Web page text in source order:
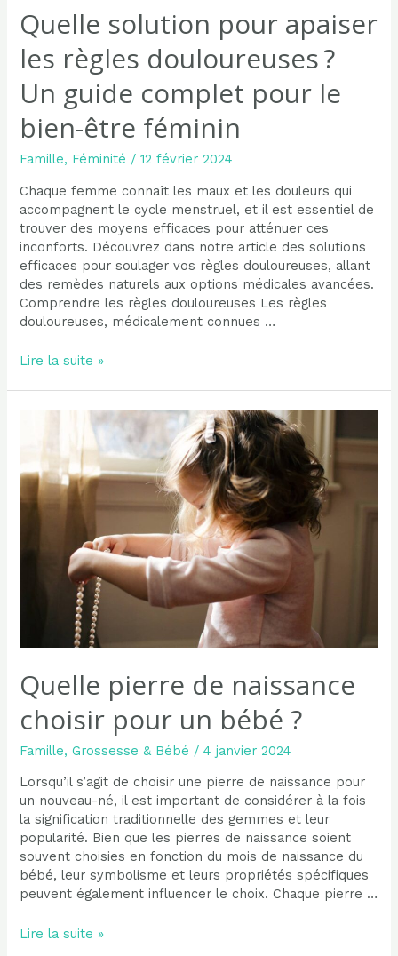
Quelle solution pour apaiser
les règles douloureuses ?
Un guide complet pour le
bien-être féminin
Famille, Féminité /12 février 2024
Chaque femme connaît les maux et les douleurs qui
accompagnent le cycle menstruel, et il est essentiel de
trouver des moyens efficaces pour atténuer ces
inconforts. Découvrez dans notre article des solutions
efficaces pour soulager vos règles douloureuses, allant
des remèdes naturels aux options médicales avancées.
Comprendre les règles douloureuses Les règles
douloureuses, médicalement connues …
Quelle
apaiser
règles
douloureuses ?
guide
Lire la suite »
Quelle pierre de naissance
choisir pour un bébé ?
Famille,Grossesse & Bébé /4 janvier 2024
Lorsqu’il s’agit de choisir une pierre de naissance pour
un nouveau-né, il est important de considérer à la fois
la signification traditionnelle des gemmes et leur
popularité. Bien que les pierres de naissance soient
souvent choisies en fonction du mois de naissance du
bébé, leur symbolisme et leurs propriétés spécifiques
peuvent également influencer le choix. Chaque pierre …
Quelle
Lire la suite »